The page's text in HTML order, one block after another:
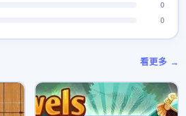
0
0
看更多 →